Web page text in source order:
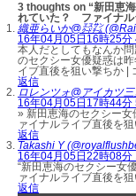
3 thoughts on “新田恵
れていた？ ファイナル
織亜らいか@㌇㌠
16年04月05日16時25分
本人だとしてもなんか
のセクシー女優疑惑は
イブ直後を狙い撃ちか |
返信
ロレンツォ@アイカツ
16年04月05日17時44分
» 新田恵海のセクシー
ァイナルライブ直後を
返信
Takashi Y
16年04月05日22時08分
“新田恵海のセクシー女
ァイナルライブ直後を狙
返信